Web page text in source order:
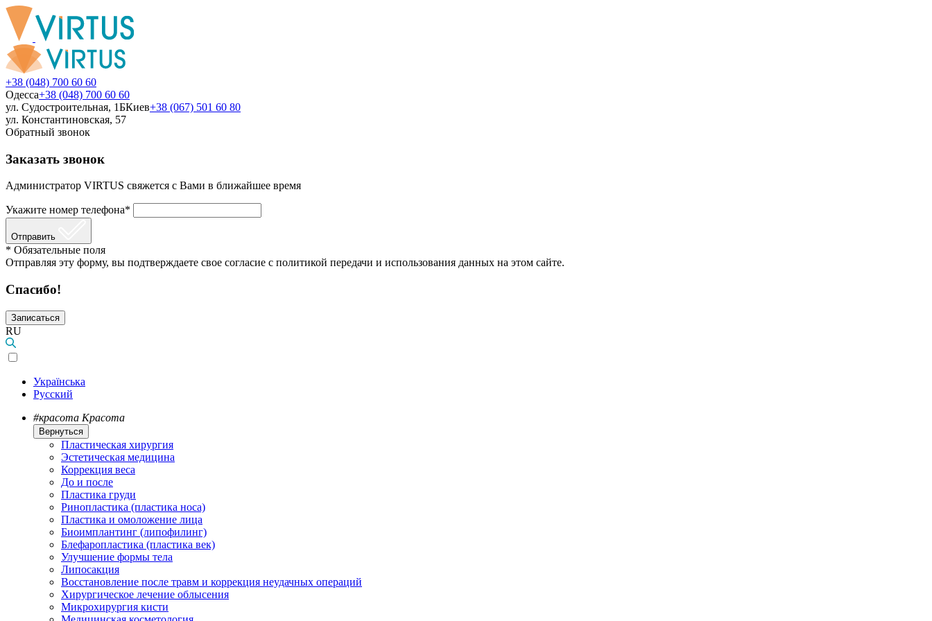
+38 (048) 700 60 60
Одесса+38 (048) 700 60 60
ул. Судостроительная, 1БКиев+38 (067) 501 60 80
ул. Константиновская, 57
Обратный звонок
Заказать звонок
Администратор VIRTUS свяжется с Вами в ближайшее время
Укажите номер телефона*
Отправить
* Обязательные поля
Отправляя эту форму, вы подтверждаете свое согласие с политикой передачи и использования данных на этом сайте.
Спасибо!
Записаться
RU
Українська
Русский
#красота Красота
Вернуться
Пластическая хирургия
Эстетическая медицина
Коррекция веса
До и после
Пластика груди
Ринопластика (пластика носа)
Пластика и омоложение лица
Биоимплантинг (липофилинг)
Блефаропластика (пластика век)
Улучшение формы тела
Липосакция
Восстановление после травм и коррекция неудачных операций
Хирургическое лечение облысения
Микрохирургия кисти